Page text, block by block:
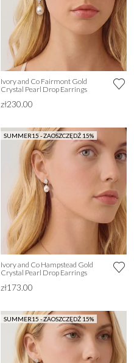
Ivory and Co Fairmont Gold
Crystal Pearl Drop Earrings
zł230.00
SUMMER15 - ZAOSZCZĘDŹ 15%
Ivory and Co Hampstead Gold
Crystal Pearl Drop Earrings
zł173.00
SUMMER15 - ZAOSZCZĘDŹ 15%